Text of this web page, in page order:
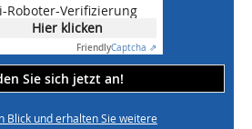
Roboter-Verifizierung
Hier klicken
FriendlyCaptcha ⇗
Sie sich jetzt an!
Blick und erhalten Sie weitere